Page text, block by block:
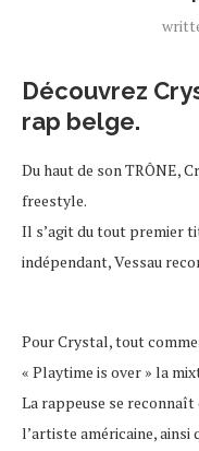
Découvrez
rap belge.
Du haut de son TRÔNE,
freestyle.
Il s’agit du tout premier
indépendant, Vessau
Pour Crystal, tout
« Playtime is over » la
La rappeuse se
l’artiste américaine, ainsi